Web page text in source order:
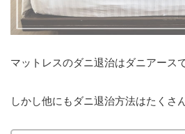
マットレスのダニ退治はダニアース
しかし他にもダニ退治方法はたくさ